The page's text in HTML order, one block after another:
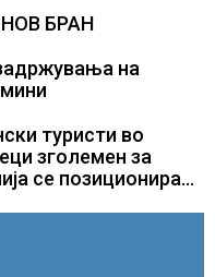
БРАН
на
туристи во
зголемен за
се позиционира